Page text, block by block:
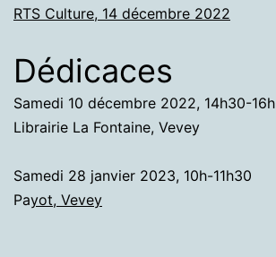
RTS Culture, 14 décembre 2022
Dédicaces
Samedi 10 décembre 2022, 14h30-16h
Librairie La Fontaine, Vevey
Samedi 28 janvier 2023, 10h-11h30
Payot, Vevey